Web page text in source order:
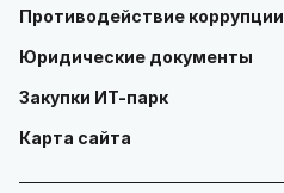
Противодействие коррупции
Юридические документы
Закупки ИТ-парк
Карта сайта